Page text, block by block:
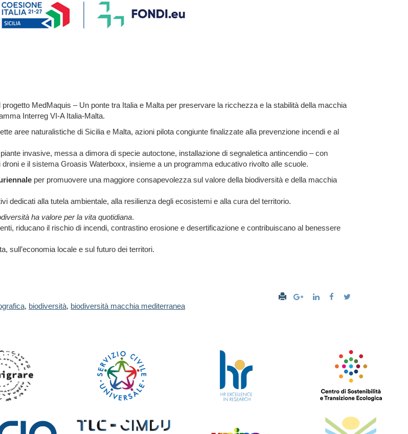
MedMaquis – Un ponte tra Italia e Malta per preservare la ricchezza e la stabilità della macchia
Interreg VI-A Italia-Malta.
aree naturalistiche di Sicilia e Malta, azioni pilota congiunte finalizzate alla prevenzione incendi e al
invasive, messa a dimora di specie autoctone, installazione di segnaletica antincendio – con
e il sistema Groasis Waterboxx, insieme a un programma educativo rivolto alle scuole.
per promuovere una maggiore consapevolezza sul valore della biodiversità e della macchia
dedicati alla tutela ambientale, alla resilienza degli ecosistemi e alla cura del territorio.
ha valore per la vita quotidiana.
riducano il rischio di incendi, contrastino erosione e desertificazione e contribuiscano al benessere
sull’economia locale e sul futuro dei territori.
, biodiversità, biodiversità macchia mediterranea